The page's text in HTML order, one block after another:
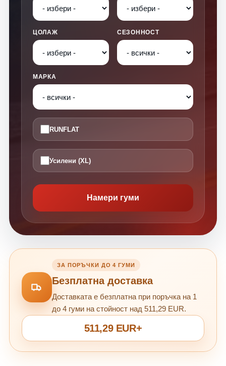
ЦОЛАЖ СЕЗОННОСТ
МАРКА
RUNFLAT
Усилени (XL)
Намери гуми
ЗА ПОРЪЧКИ ДО 4 ГУМИ
Безплатна доставка
Доставката е безплатна при поръчка на 1
до 4 гуми на стойност над 511,29 EUR.
511,29 EUR+